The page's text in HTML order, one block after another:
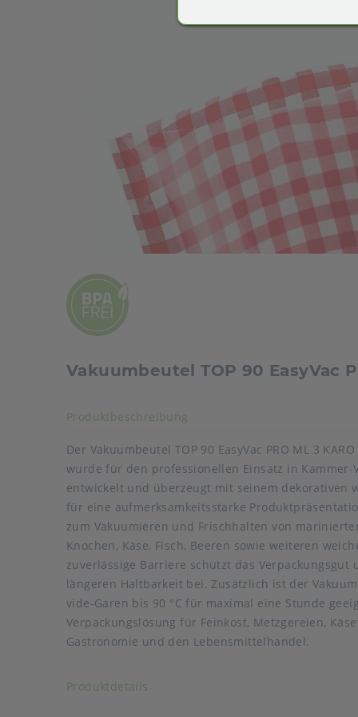
Vakuumbeutel TOP 90 EasyVac
Produktbeschreibung
Der Vakuumbeutel TOP 90 EasyVac PRO ML 3
wurde für den professionellen Einsatz in Kammer-
entwickelt und überzeugt mit seinem dekorativen
für eine aufmerksamkeitsstarke
zum Vakuumieren und Frischhalten von
Knochen, Käse, Fisch, Beeren sowie weiteren
zuverlässige Barriere schützt das Verpackungsgut
längeren Haltbarkeit bei. Zusätzlich ist der
vide-Garen bis 90 °C für maximal eine Stunde
Verpackungslösung für Feinkost, Metzgereien,
Gastronomie und den Lebensmittelhandel.
Produktdetails